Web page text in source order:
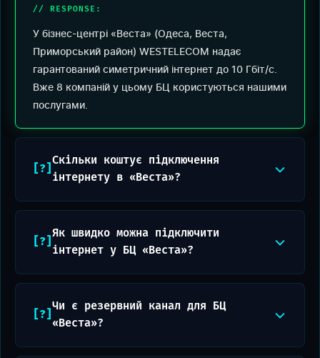
У бізнес-центрі «Веста» (Одеса, Веста,
Приморський район) WESTELECOM надає
гарантований симетричний інтернет до 10 Гбіт/с.
Вже 8 компаній у цьому БЦ користуються нашими
послугами.
Скільки коштує підключення
інтернету в «Веста»?
Як швидко можна підключити
інтернет у БЦ «Веста»?
Чи є резервний канал для БЦ
«Веста»?